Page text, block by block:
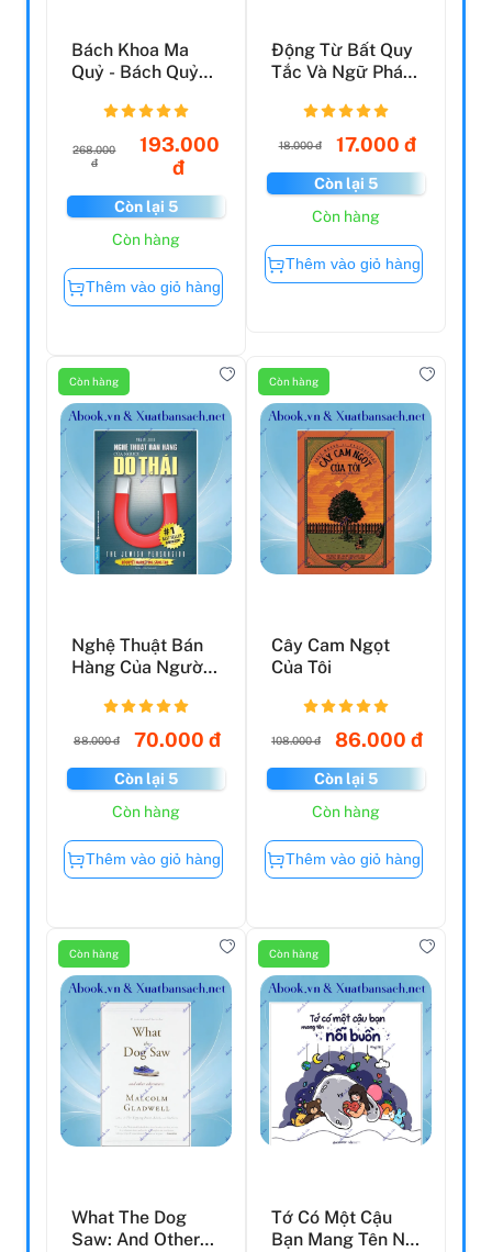
Bách Khoa Ma
Quỷ - Bách Quỷ
Về Cá...
268.000
đ
193.000
đ
Còn lại 5
Còn hàng
Thêm vào giỏ hàng
Động Từ Bất Quy
Tắc Và Ngữ Pháp
Bản ...
18.000 đ 17.000 đ
Còn lại 5
Còn hàng
Thêm vào giỏ hàng
Còn hàng
Nghệ Thuật Bán
Hàng Của Người
202...
88.000 đ 70.000 đ
Còn lại 5
Còn hàng
Thêm vào giỏ hàng
Còn hàng
Cây Cam Ngọt
Của Tôi
108.000 đ 86.000 đ
Còn lại 5
Còn hàng
Thêm vào giỏ hàng
Còn hàng
What The Dog
Saw: And Other
Còn hàng
Tớ Có Một Cậu
Bạn Mang Tên Nỗi